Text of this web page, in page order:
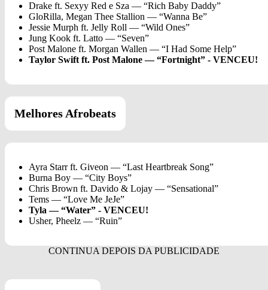
Drake ft. Sexyy Red e Sza — “Rich Baby Daddy”
GloRilla, Megan Thee Stallion — “Wanna Be”
Jessie Murph ft. Jelly Roll — “Wild Ones”
Jung Kook ft. Latto — “Seven”
Post Malone ft. Morgan Wallen — “I Had Some Help”
Taylor Swift ft. Post Malone — “Fortnight” - VENCEU!
Melhores Afrobeats
Ayra Starr ft. Giveon — “Last Heartbreak Song”
Burna Boy — “City Boys”
Chris Brown ft. Davido & Lojay — “Sensational”
Tems — “Love Me JeJe”
Tyla — “Water” - VENCEU!
Usher, Pheelz — “Ruin”